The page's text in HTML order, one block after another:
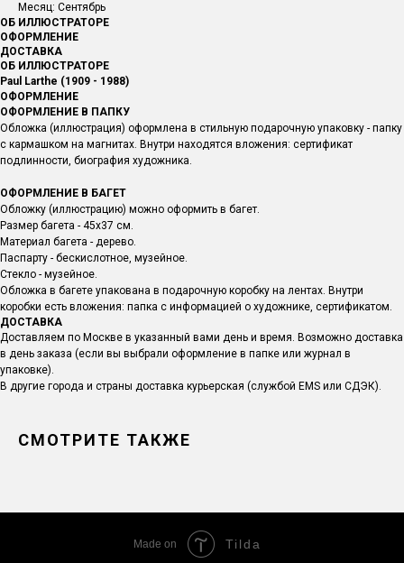
Месяц: Сентябрь
ОБ ИЛЛЮСТРАТОРЕ
ОФОРМЛЕНИЕ
ДОСТАВКА
ОБ ИЛЛЮСТРАТОРЕ
Paul Larthe (1909 - 1988)
ОФОРМЛЕНИЕ
ОФОРМЛЕНИЕ В ПАПКУ
Обложка (иллюстрация) оформлена в стильную подарочную упаковку - папку
с кармашком на магнитах. Внутри находятся вложения: сертификат
подлинности, биография художника.
ОФОРМЛЕНИЕ В БАГЕТ
Обложку (иллюстрацию) можно оформить в багет.
Размер багета - 45х37 см.
Материал багета - дерево.
Паспарту - бескислотное, музейное.
Стекло - музейное.
Обложка в багете упакована в подарочную коробку на лентах. Внутри
коробки есть вложения: папка с информацией о художнике, сертификатом.
ДОСТАВКА
Доставляем по Москве в указанный вами день и время. Возможно доставка
в день заказа (если вы выбрали оформление в папке или журнал в
упаковке).
В другие города и страны доставка курьерская (службой EMS или СДЭК).
СМОТРИТЕ ТАКЖЕ
Made on Tilda